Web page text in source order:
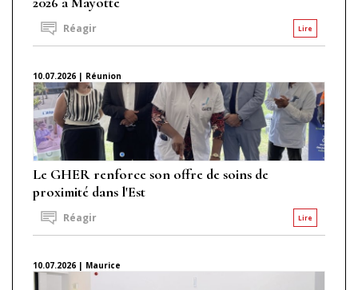
Lire
Réagir
10.07.2026 | Réunion
Le GHER renforce son offre de soins de
proximité dans l'Est
Lire
Réagir
10.07.2026 | Maurice